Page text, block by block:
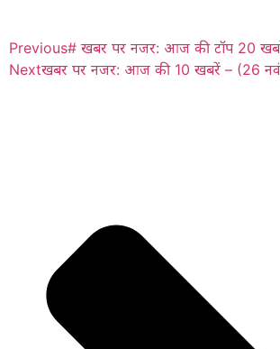
Previous# खबर पर नजर: आज की टॉप 20
Nextखबर पर नजर: आज की 10 खबरें – (26